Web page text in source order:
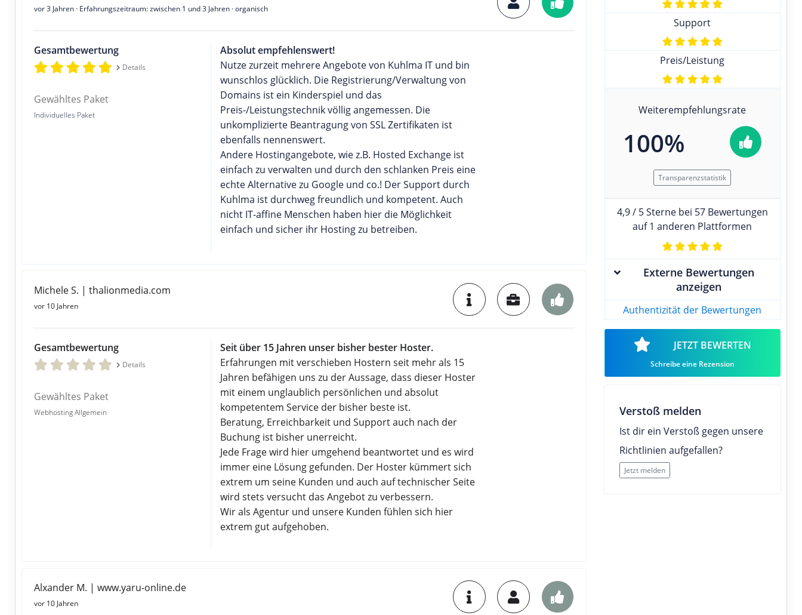
vor 3 Jahren · Erfahrungszeitraum: zwischen 1 und 3 Jahren · organisch
Gesamtbewertung
Details
Gewähltes Paket
Individuelles Paket
Absolut empfehlenswert!
Nutze zurzeit mehrere Angebote von Kuhlma IT und bin
wunschlos glücklich. Die Registrierung/Verwaltung von
Domains ist ein Kinderspiel und das
Preis-/Leistungstechnik völlig angemessen. Die
unkomplizierte Beantragung von SSL Zertifikaten ist
ebenfalls nennenswert.
Andere Hostingangebote, wie z.B. Hosted Exchange ist
einfach zu verwalten und durch den schlanken Preis eine
echte Alternative zu Google und co.! Der Support durch
Kuhlma ist durchweg freundlich und kompetent. Auch
nicht IT-affine Menschen haben hier die Möglichkeit
einfach und sicher ihr Hosting zu betreiben.
Michele S. | thalionmedia.com
vor 10 Jahren
Gesamtbewertung
Details
Gewähltes Paket
Webhosting Allgemein
Seit über 15 Jahren unser bisher bester Hoster.
Erfahrungen mit verschieben Hostern seit mehr als 15
Jahren befähigen uns zu der Aussage, dass dieser Hoster
mit einem unglaublich persönlichen und absolut
kompetentem Service der bisher beste ist.
Beratung, Erreichbarkeit und Support auch nach der
Buchung ist bisher unerreicht.
Jede Frage wird hier umgehend beantwortet und es wird
immer eine Lösung gefunden. Der Hoster kümmert sich
extrem um seine Kunden und auch auf technischer Seite
wird stets versucht das Angebot zu verbessern.
Wir als Agentur und unsere Kunden fühlen sich hier
extrem gut aufgehoben.
Alxander M. | www.yaru-online.de
vor 10 Jahren
Support
Preis/Leistung
Weiterempfehlungsrate
100%
Transparenzstatistik
4,9 / 5 Sterne bei 57 Bewertungen
auf 1 anderen Plattformen
Externe Bewertungen
anzeigen
Authentizität der Bewertungen
JETZT BEWERTEN
Schreibe eine Rezension
Verstoß melden
Ist dir ein Verstoß gegen unsere
Richtlinien aufgefallen?
Jetzt melden